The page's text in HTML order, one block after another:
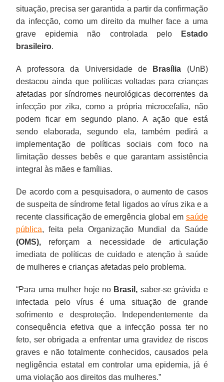
situação, precisa ser garantida a partir da confirmação
da infecção, como um direito da mulher face a uma
grave epidemia não controlada pelo
Estado
brasileiro.
A professora da Universidade de Brasília (UnB)
destacou ainda que políticas voltadas para crianças
afetadas por síndromes neurológicas decorrentes da
infecção por zika, como a própria microcefalia, não
podem ficar em segundo plano. A ação que está
sendo elaborada, segundo ela, também pedirá a
implementação de políticas sociais com foco na
limitação desses bebês e que garantam assistência
integral às mães e famílias.
De acordo com a pesquisadora, o aumento de casos
de suspeita de síndrome fetal ligados ao vírus zika e a
recente classificação de emergência global em saúde
pública, feita pela Organização Mundial da Saúde
(OMS), reforçam a necessidade de articulação
imediata de políticas de cuidado e atenção à saúde
de mulheres e crianças afetadas pelo problema.
“Para uma mulher hoje no Brasil, saber-se grávida e
infectada pelo vírus é uma situação de grande
sofrimento e desproteção. Independentemente da
consequência efetiva que a infecção possa ter no
feto, ser obrigada a enfrentar uma gravidez de riscos
graves e não totalmente conhecidos, causados pela
negligência estatal em controlar uma epidemia, já é
uma violação aos direitos das mulheres.”